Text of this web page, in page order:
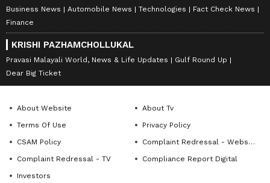
Business News Automobile News Technologies
Fact Check News
Finance
KRISHI PAZHAMCHOLLUKAL
Pravasi Malayali World, News & Life Updates
Gulf Round Up
Dear Big Ticket
About Website
About Tv
Terms Of Use
Privacy Policy
CSAM Policy
Complaint Redressal - Website
Complaint Redressal - TV
Compliance Report Digital
Investors